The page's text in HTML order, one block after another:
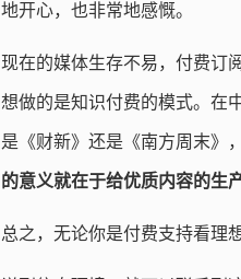
地开心，也非常地感慨。
现在的媒体生存不易，付费订
想做的是知识付费的模式。在
是《财新》还是《南方周末》
的意义就在于给优质内容的生
总之，无论你是付费支持看理